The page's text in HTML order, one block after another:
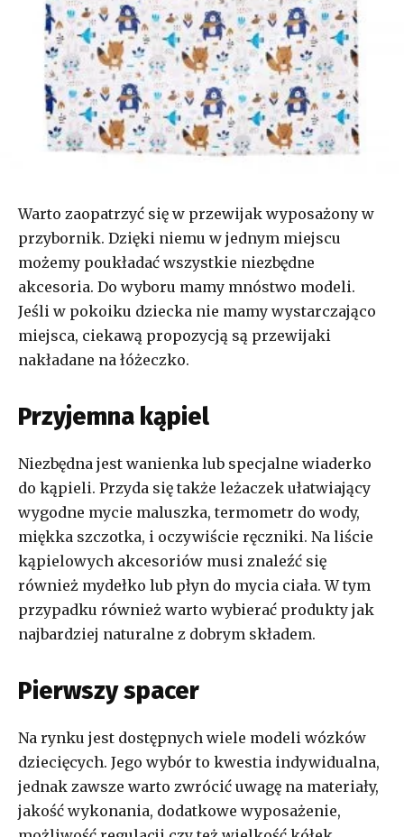
Warto zaopatrzyć się w przewijak wyposażony w
przybornik. Dzięki niemu w jednym miejscu
możemy poukładać wszystkie niezbędne
akcesoria. Do wyboru mamy mnóstwo modeli.
Jeśli w pokoiku dziecka nie mamy wystarczająco
miejsca, ciekawą propozycją są przewijaki
nakładane na łóżeczko.
Przyjemna kąpiel
Niezbędna jest wanienka lub specjalne wiaderko
do kąpieli. Przyda się także leżaczek ułatwiający
wygodne mycie maluszka, termometr do wody,
miękka szczotka, i oczywiście ręczniki. Na liście
kąpielowych akcesoriów musi znaleźć się
również mydełko lub płyn do mycia ciała. W tym
przypadku również warto wybierać produkty jak
najbardziej naturalne z dobrym składem.
Pierwszy spacer
Na rynku jest dostępnych wiele modeli wózków
dziecięcych. Jego wybór to kwestia indywidualna,
jednak zawsze warto zwrócić uwagę na materiały,
jakość wykonania, dodatkowe wyposażenie,